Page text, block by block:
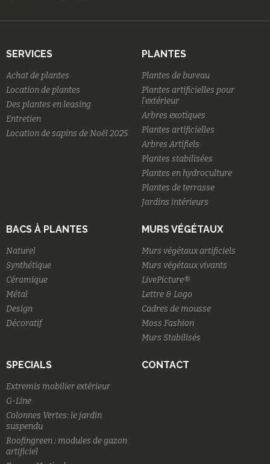
SERVICES
Achat de plantes
Location de plantes
Des plantes en leasing
Entretien
Location de sapins de Noël 2025
PLANTES
Plantes de bureau
Plantes artificielles pour
l'extérieur
Arbres exotiques
Plantes artificielles
Arbres Artifiels
Plantes stabilisées
Plantes en hydroculture
Plantes de terrasse
Jardins intérieurs
BACS À PLANTES
Naturel
Synthétique
Céramique
Métal
Design
Décoratif
MURS VÉGÉTAUX
Murs végétaux artificiels
Murs végétaux vivants
LivePicture®
Lettre & Logo
Cadres de mousse
Moss Fashion
Murs Stabilisés
SPECIALS
Extremis mobilier extérieur
G-Line
Colonnes Vertes: le jardin
suspendu
Roofingreen : modules de gazon
artificiel
CONTACT